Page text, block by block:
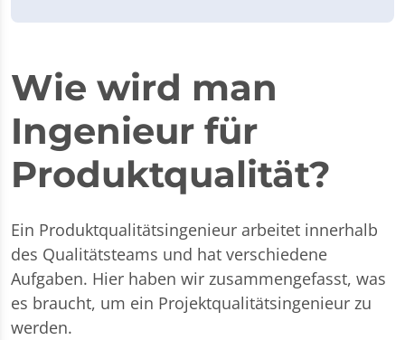
Wie wird man
Ingenieur für
Produktqualität?
Ein Produktqualitätsingenieur arbeitet innerhalb
des Qualitätsteams und hat verschiedene
Aufgaben. Hier haben wir zusammengefasst, was
es braucht, um ein Projektqualitätsingenieur zu
werden.